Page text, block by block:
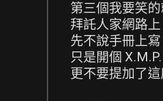
第三個我要笑
拜託人家網路上
先不說手冊上寫
只是開個
更不要提加了